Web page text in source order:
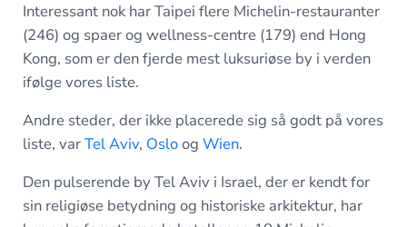
Interessant nok har Taipei flere Michelin-restauranter
(246) og spaer og wellness-centre (179) end Hong
Kong, som er den fjerde mest luksuriøse by i verden
ifølge vores liste.
Andre steder, der ikke placerede sig så godt på vores
liste, varTel Aviv, Osloog Wien.
Den pulserende by Tel Aviv i Israel, der er kendt for
sin religiøse betydning og historiske arkitektur, har